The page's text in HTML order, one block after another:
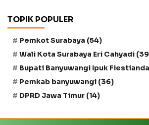
TOPIK POPULER
Pemkot Surabaya (54)
Wali Kota Surabaya Eri Cahyadi
Bupati Banyuwangi Ipuk
Pemkab banyuwangi (36)
DPRD Jawa Timur (14)